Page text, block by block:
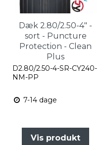
Dæk 2.80/2.50-4" -
sort - Puncture
Protection - Clean
Plus
D2.80/2.50-4-SR-CY240-
NM-PP
7-14 dage
Vis produkt